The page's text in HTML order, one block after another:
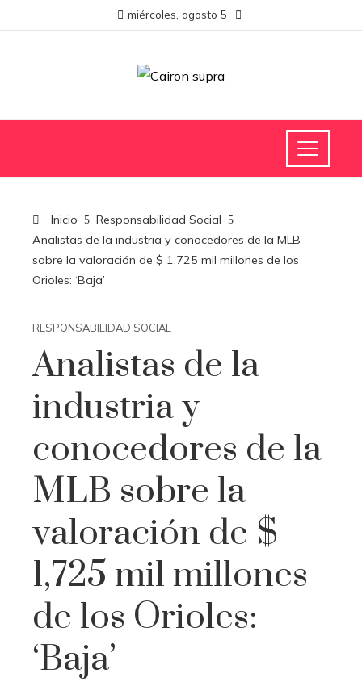
miércoles, agosto 5
Inicio
Responsabilidad Social
Analistas de la industria y conocedores de la MLB
sobre la valoración de $ 1,725 ​​mil millones de los
Orioles: ‘Baja’
RESPONSABILIDAD SOCIAL
Analistas de la
industria y
conocedores de la
MLB sobre la
valoración de $
1,725 ​​mil millones
de los Orioles:
‘Baja’